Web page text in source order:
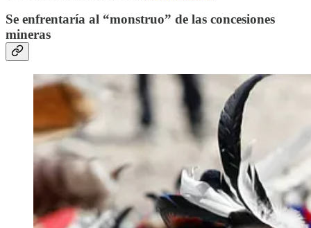
Se enfrentaría al “monstruo” de las concesiones
mineras